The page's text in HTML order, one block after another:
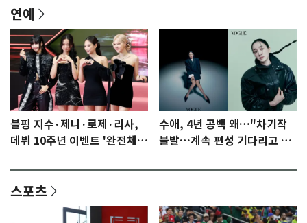
연예
블핑 지수·제니·로제·리사,
데뷔 10주년 이벤트 '완전체'
수애, 4년 공백 왜…"차기작
불발…계속 편성 기다리고 있
스포츠